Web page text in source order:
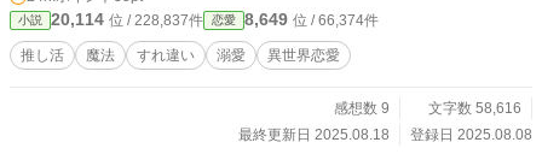
うなオレリアンは推し活のスポンサーに！？ ミシュリーヌは大喜びで推し活に
没頭する毎日。 ミシュリーヌとオレリアンの不思議な婚約生活がスタートする
が、妹のクロエとオレリアンからの溺愛が止まらない！？ 「ミシュリーヌお姉
の邪魔です」 誰かこのすれ違いを止めてくれ……！ ＊コンテスト用なので中途
小説 20,114 位 / 228,837件 恋愛 8,649 位 / 66,374件
推し活 魔法 すれ違い 溺愛 異世界恋愛
感想数 9
文字数 58,616
最終更新日 2025.08.18
登録日 2025.08.08